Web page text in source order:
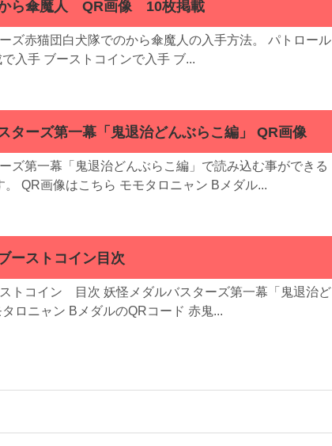
ら傘魔人 QR画像 10枚掲載
ズ赤猫団白犬隊でのから傘魔人の入手方法。 パトロール
入手 ブーストコインで入手 ブ...
ターズ第一幕「鬼退治どんぶらこ編」 QR画像
ズ第一幕「鬼退治どんぶらこ編」で読み込む事ができる
。 QR画像はこちら モモタロニャン Bメダル...
ーストコイン目次
トコイン 目次 妖怪メダルバスターズ第一幕「鬼退治ど
ロニャン BメダルのQRコード 赤鬼...